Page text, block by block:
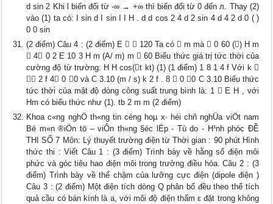
d sin 2 Khi l biến đổi từ -∞ → +∞ thì biến đổi từ 0 đến л. Thay (2)
vào (1) ta có: I sin d I sin I I H . d d cos 2 4 d 2 sin 4 d 4 2 d 0 ( )
0 0 sin
(2 điểm) Câu 4 : (2 điểm) E   120 Ta có  m mà  0 60 () H m
 4 0 2 E 10 3 H m (A/ m) m  60 Biểu thức giá trị tức thời của
cường độ từ trường: H H cos(t kt) (1) (1 điểm) 1 8 1 4 f Với k 
 2 f 4 0 0 và C 3.10 (m / s) k 2 f . 8  0 0 C 3.10 Biểu thức
tức thời của mật độ dòng công suất trung bình là: 1  E H , với
Hm có biểu thức như (1). tb 2 m m (2 điểm)
Khoa c«ng nghÖ th«ng tin céng hoµ x· héi chñ nghÜa viÖt nam
Bé m«n ®iÖn tö – viÔn th«ng §éc lËp - Tù do - H¹nh phóc ĐỀ
THI SỐ 7 Môn: Lý thuyết trường điện từ Thời gian : 90 phút Hình
thức thi : Viết Câu 1 : (3 điểm) Trình bày về hằng số điện môi
phức và góc tiêu hao điện môi trong trường điều hòa. Câu 2 : (3
điểm) Trình bày về thế chậm của lưỡng cực điện (dipole điện )
Câu 3 : (2 điểm) Một điện tích dòng Q phân bố đều theo thể tích
quả cầu có bán kính là a, với môi độ điện thẩm ε đặt trong không